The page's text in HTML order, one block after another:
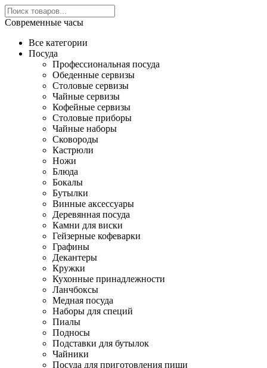
Современные часы
Все категории
Посуда
Профессиональная посуда
Обеденные сервизы
Столовые сервизы
Чайные сервизы
Кофейные сервизы
Столовые приборы
Чайные наборы
Сковороды
Кастрюли
Ножи
Блюда
Бокалы
Бутылки
Винные аксессуары
Деревянная посуда
Камни для виски
Гейзерные кофеварки
Графины
Декантеры
Кружки
Кухонные принадлежности
Ланчбоксы
Медная посуда
Наборы для специй
Пиалы
Подносы
Подставки для бутылок
Чайники
Посуда для приготовления пищи